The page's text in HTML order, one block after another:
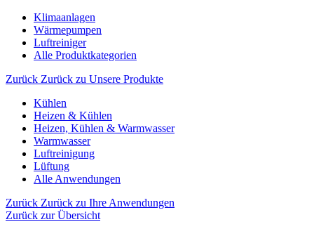
Klimaanlagen
Wärmepumpen
Luftreiniger
Alle Produktkategorien
Zurück Zurück zu Unsere Produkte
Kühlen
Heizen & Kühlen
Heizen, Kühlen & Warmwasser
Warmwasser
Luftreinigung
Lüftung
Alle Anwendungen
Zurück Zurück zu Ihre Anwendungen
Zurück zur Übersicht